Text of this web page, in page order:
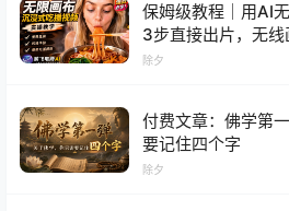
保姆级教程｜用AI
3步直接出片，无
好上手
除夕
付费文章：佛学第
要记住四个字
除夕